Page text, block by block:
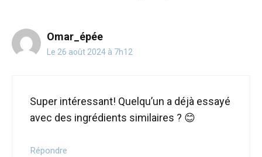
Omar_épée
Le 26 août 2024 à 7h12
Super intéressant! Quelqu’un a déjà essayé
avec des ingrédients similaires ? 😊
Répondre